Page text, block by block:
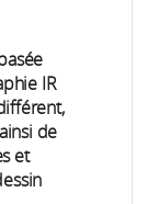
IR
de
et